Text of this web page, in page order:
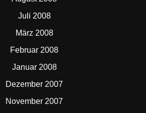
Juli 2008
März 2008
Februar 2008
Januar 2008
Dezember 2007
November 2007